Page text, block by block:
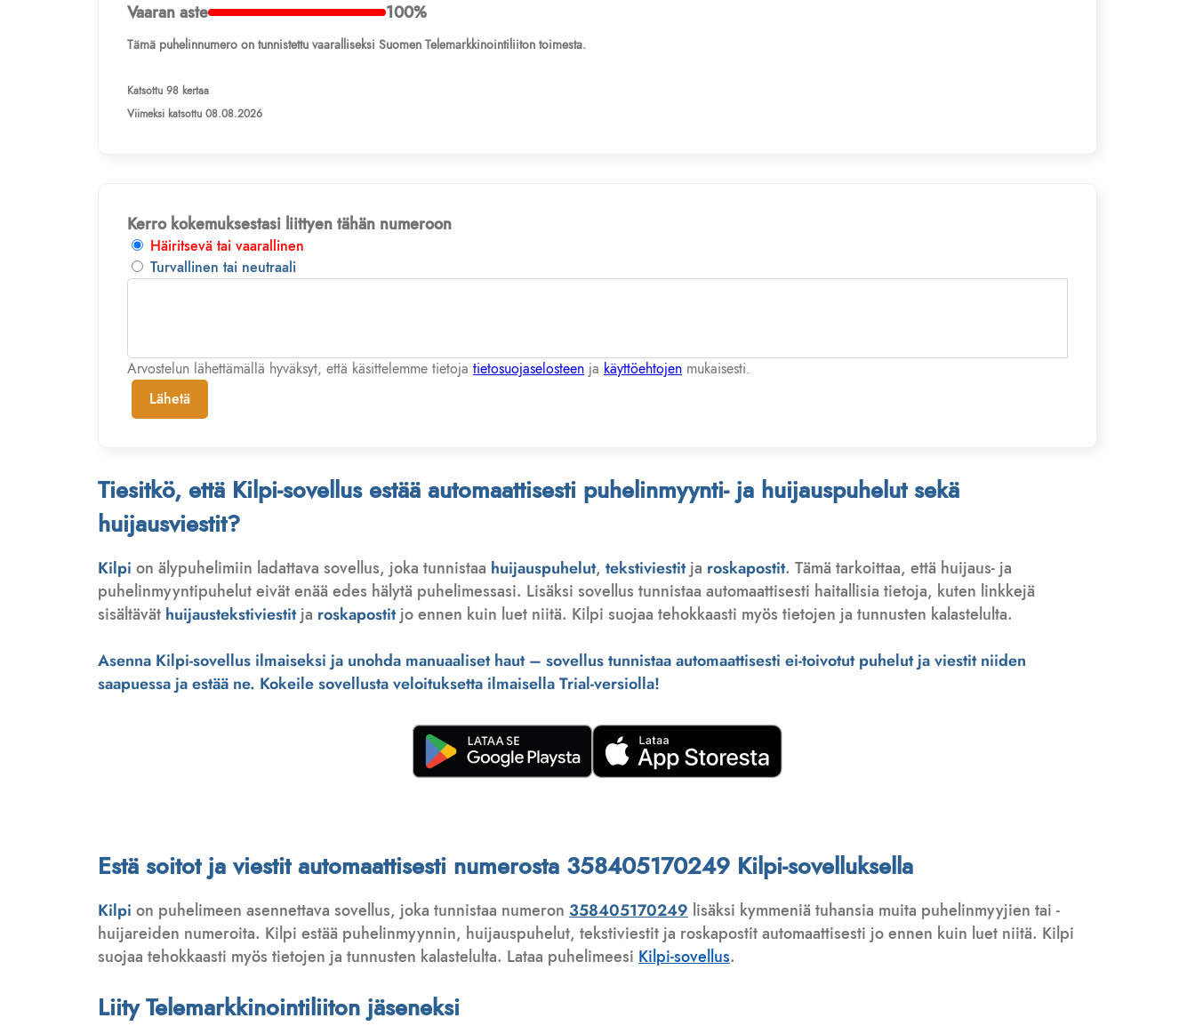
Vaaran aste 100%
Tämä puhelinnumero on tunnistettu vaaralliseksi Suomen Telemarkkinointiliiton toimesta.
Katsottu 98 kertaa
Viimeksi katsottu 08.08.2026
Kerro kokemuksestasi liittyen tähän numeroon
Häiritsevä tai vaarallinen
Turvallinen tai neutraali
Arvostelun lähettämällä hyväksyt, että käsittelemme tietoja tietosuojaselosteen ja käyttöehtojen mukaisesti.
Lähetä
Tiesitkö, että Kilpi-sovellus estää automaattisesti puhelinmyynti- ja huijauspuhelut sekä
huijausviestit?
Kilpi on älypuhelimiin ladattava sovellus, joka tunnistaa huijauspuhelut, tekstiviestitja roskapostit. Tämä tarkoittaa, että huijaus- ja
puhelinmyyntipuhelut eivät enää edes hälytä puhelimessasi. Lisäksi sovellus tunnistaa automaattisesti haitallisia tietoja, kuten linkkejä
sisältävät huijaustekstiviestitja roskapostitjo ennen kuin luet niitä. Kilpi suojaa tehokkaasti myös tietojen ja tunnusten kalastelulta.
Asenna Kilpi-sovellus ilmaiseksi ja unohda manuaaliset haut – sovellus tunnistaa automaattisesti ei-toivotut puhelut ja viestit niiden
saapuessa ja estää ne. Kokeile sovellusta veloituksetta ilmaisella Trial-versiolla!
Estä soitot ja viestit automaattisesti numerosta 358405170249 Kilpi-sovelluksella
Kilpi on puhelimeen asennettava sovellus, joka tunnistaa numeron 358405170249 lisäksi kymmeniä tuhansia muita puhelinmyyjien tai -
huijareiden numeroita. Kilpi estää puhelinmyynnin, huijauspuhelut, tekstiviestit ja roskapostit automaattisesti jo ennen kuin luet niitä. Kilpi
suojaa tehokkaasti myös tietojen ja tunnusten kalastelulta. Lataa puhelimeesi Kilpi-sovellus.
Liity Telemarkkinointiliiton jäseneksi